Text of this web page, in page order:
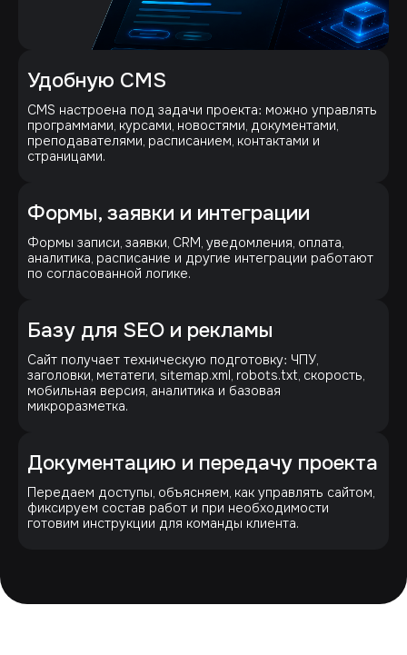
Удобную CMS
CMS настроена под задачи проекта: можно управлять
программами, курсами, новостями, документами,
преподавателями, расписанием, контактами и
страницами.
Формы, заявки и интеграции
Формы записи, заявки, CRM, уведомления, оплата,
аналитика, расписание и другие интеграции работают
по согласованной логике.
Базу для SEO и рекламы
Сайт получает техническую подготовку: ЧПУ,
заголовки, метатеги, sitemap.xml, robots.txt, скорость,
мобильная версия, аналитика и базовая
микроразметка.
Документацию и передачу проекта
Передаем доступы, объясняем, как управлять сайтом,
фиксируем состав работ и при необходимости
готовим инструкции для команды клиента.